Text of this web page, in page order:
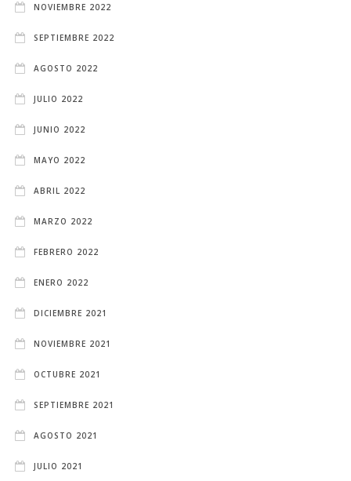
NOVIEMBRE 2022
SEPTIEMBRE 2022
AGOSTO 2022
JULIO 2022
JUNIO 2022
MAYO 2022
ABRIL 2022
MARZO 2022
FEBRERO 2022
ENERO 2022
DICIEMBRE 2021
NOVIEMBRE 2021
OCTUBRE 2021
SEPTIEMBRE 2021
AGOSTO 2021
JULIO 2021